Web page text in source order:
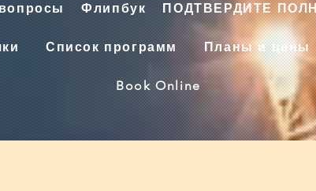
Флипбук ПОДТВЕРДИТЕ
Список программ Планы и цены
Book Online